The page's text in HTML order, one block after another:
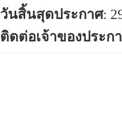
วันสิ้นสุดประกาศ:
ติดต่อเจ้าของประก